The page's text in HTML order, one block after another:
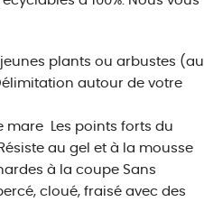
plants ou arbustes (au
autour de votre
mare
Les points forts du
au gel et à la mousse
à la coupe Sans
cloué, fraisé avec des